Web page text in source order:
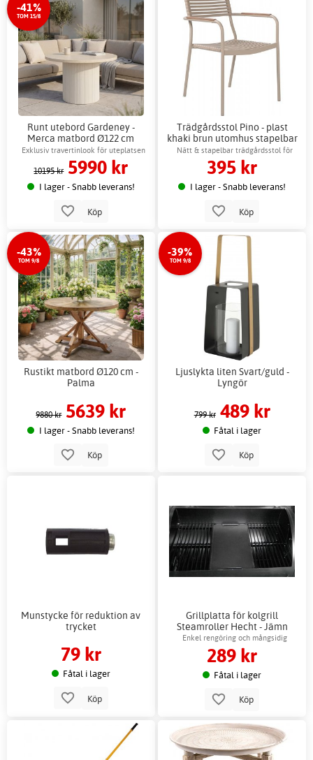
-41%
TOM 15/8
Runt utebord Gardeney -
Merca matbord Ø122 cm
trädgårdsbord +
Fläckborttagare för möbler
Exklusiv travertinlook för uteplatsen
10195 kr 5990 kr
I lager - Snabb leverans!
Köp
Trädgårdsstol Pino - plast
khaki brun utomhus stapelbar
Nätt & stapelbar trädgårdsstol för
utomhusbruk
395 kr
I lager - Snabb leverans!
Köp
-43%
TOM 9/8
Rustikt matbord Ø120 cm -
Palma
9880 kr 5639 kr
I lager - Snabb leverans!
Köp
-39%
TOM 9/8
Ljuslykta liten Svart/guld -
Lyngör
799 kr 489 kr
Fåtal i lager
Köp
Munstycke för reduktion av
trycket
79 kr
Fåtal i lager
Köp
Grillplatta för kolgrill
Steamroller Hecht - Jämn
värmefördelning
Enkel rengöring och mångsidig
användning
289 kr
Fåtal i lager
Köp